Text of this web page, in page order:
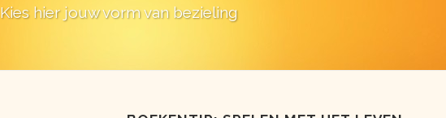
Kies hier jouw vorm van bezieling